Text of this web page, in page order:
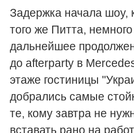
Задержка начала шоу,
того же Питта,
дальнейшее
до afterparty в
этаже гостиницы
добрались самые
те, кому завтра не
вставать рано на